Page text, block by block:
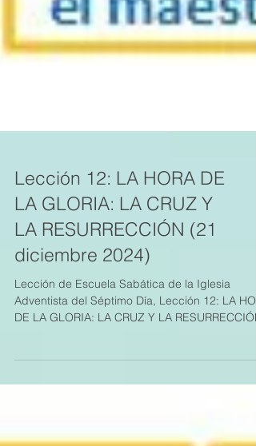
Lección 12: LA HORA DE
LA GLORIA: LA CRUZ Y
LA RESURRECCIÓN (21
diciembre 2024)
Adventista del Séptimo Día, Lección 12: LA